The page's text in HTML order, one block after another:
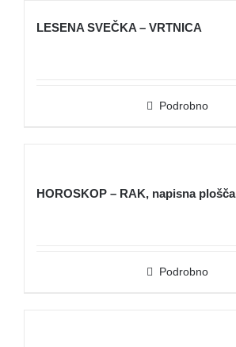
LESENA SVEČKA – VRTNICA
Podrobno
HOROSKOP – RAK, napisna plošča
Podrobno